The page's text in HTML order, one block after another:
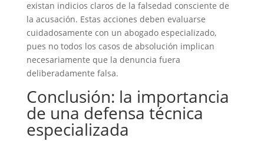
existan indicios claros de la falsedad consciente de
la acusación. Estas acciones deben evaluarse
cuidadosamente con un abogado especializado,
pues no todos los casos de absolución implican
necesariamente que la denuncia fuera
deliberadamente falsa.
Conclusión: la importancia
de una defensa técnica
especializada